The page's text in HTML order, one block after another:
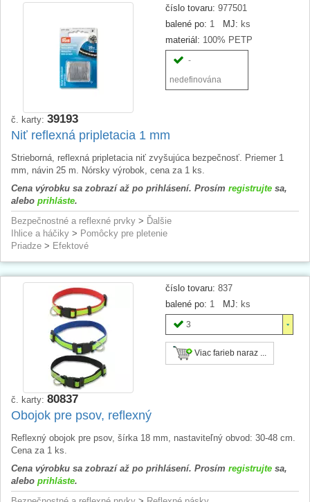
číslo tovaru: 977501
balené po: 1 MJ: ks
materiál: 100% PETP
-
nedefinována
č. karty: 39193
Niť reflexná pripletacia 1 mm
Strieborná, reflexná pripletacia niť zvyšujúca bezpečnosť. Priemer 1
mm, návin 25 m. Nórsky výrobok, cena za 1 ks.
Cena výrobku sa zobrazí až po prihlásení. Prosím registrujte sa,
alebo prihláste.
Bezpečnostné a reflexné prvky > Ďalšie
Ihlice a háčiky > Pomôcky pre pletenie
Priadze > Efektové
číslo tovaru: 837
balené po: 1 MJ: ks
3
Viac farieb naraz ...
č. karty: 80837
Obojok pre psov, reflexný
Reflexný obojok pre psov, šírka 18 mm, nastaviteľný obvod: 30-48 cm.
Cena za 1 ks.
Cena výrobku sa zobrazí až po prihlásení. Prosím registrujte sa,
alebo prihláste.